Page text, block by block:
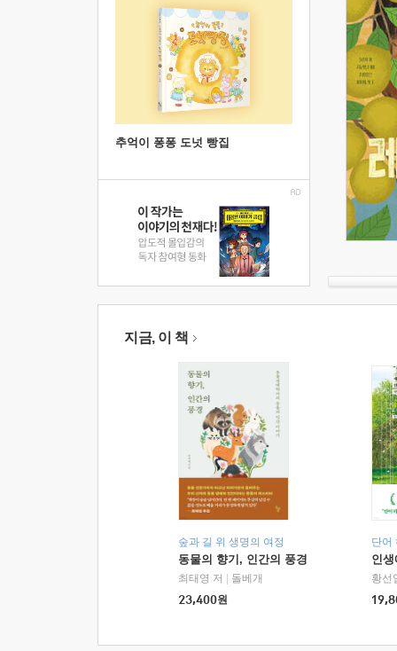
추억이 퐁퐁 도넛 빵집
지금, 이 책
숲과 길 위 생명의 여정
동물의 향기, 인간의 풍경
최태영 저
돌베개
23,400원
단어
인
황선